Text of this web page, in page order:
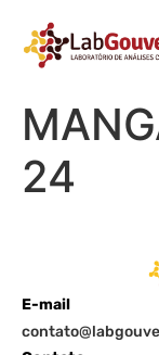
24
E-mail